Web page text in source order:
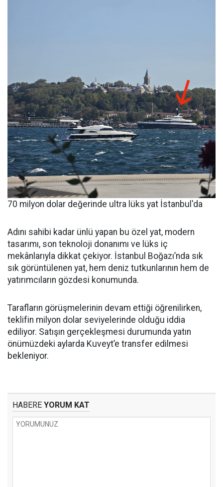
70 milyon dolar değerinde ultra lüks yat İstanbul'da
Adını sahibi kadar ünlü yapan bu özel yat, modern
tasarımı, son teknoloji donanımı ve lüks iç
mekânlarıyla dikkat çekiyor. İstanbul Boğazı’nda sık
sık görüntülenen yat, hem deniz tutkunlarının hem de
yatırımcıların gözdesi konumunda.
Tarafların görüşmelerinin devam ettiği öğrenilirken,
teklifin milyon dolar seviyelerinde olduğu iddia
ediliyor. Satışın gerçekleşmesi durumunda yatın
önümüzdeki aylarda Kuveyt’e transfer edilmesi
bekleniyor.
HABERE YORUM KAT